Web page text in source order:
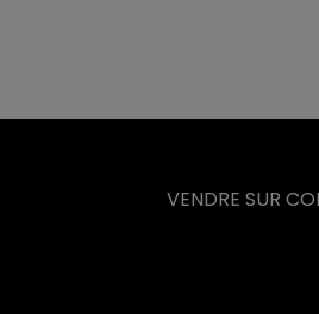
VENDRE SUR